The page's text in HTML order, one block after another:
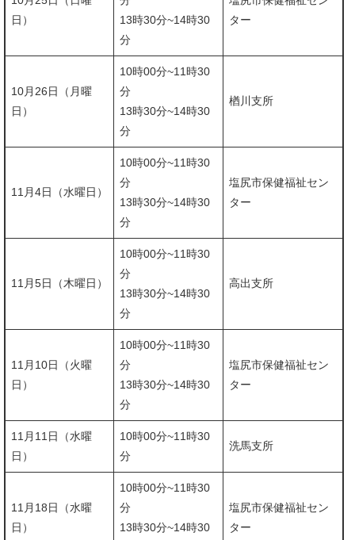
日）
​13時30分~14時30
分
ター
10月26日（月曜
日）
10時00分~11時30
分
​13時30分~14時30
分
楢川支所
11月4日（水曜日）
10時00分~11時30
分
​13時30分~14時30
分
塩尻市保健福祉セン
ター
11月5日（木曜日）
10時00分~11時30
分
​13時30分~14時30
分
高出支所
11月10日（火曜
日）
10時00分~11時30
分
​13時30分~14時30
分
塩尻市保健福祉セン
ター
11月11日（水曜
日）
10時00分~11時30
分
​洗馬支所
11月18日（水曜
日）
10時00分~11時30
分
​13時30分~14時30
塩尻市保健福祉セン
ター